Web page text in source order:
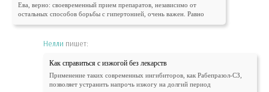
Ева, верно: своевременный прием препаратов, независимо от
остальных способов борьбы с гипертонией, очень важен. Равно
Нелли пишет:
Как справиться с изжогой без лекарств
Применение таких современных ингибиторов, как Рабепразол-СЗ,
позволяет устранить напрочь изжогу на долгий период